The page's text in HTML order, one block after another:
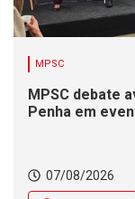
MPSC
MPSC debate
Penha em
07/08/2026